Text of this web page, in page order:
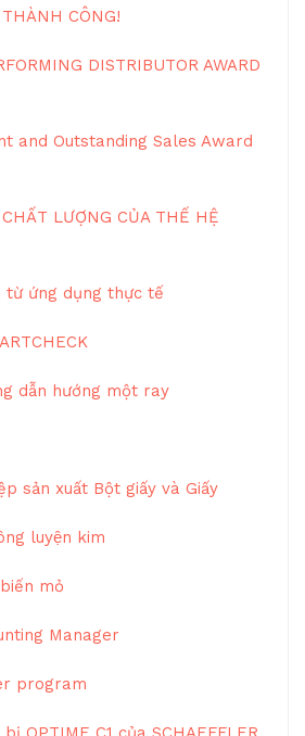
CÔNG!
DISTRIBUTOR AWARD
and Outstanding Sales Award
LƯỢNG CỦA THẾ HỆ
từ ứng dụng thực tế
dẫn hướng một ray
sản xuất Bột giấy và Giấy
luyện kim
mỏ
Manager
program